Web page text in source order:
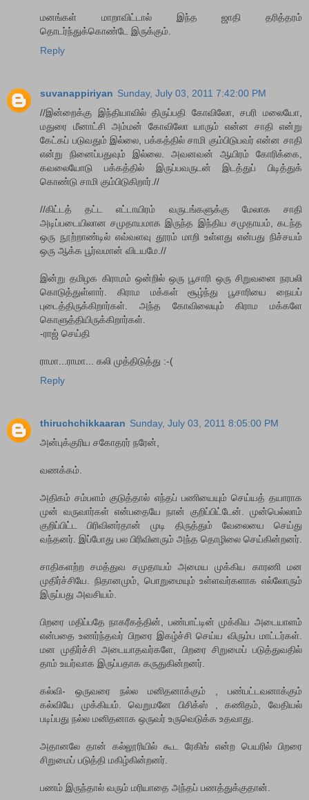
மனங்கள் மாறாவிட்டால் இந்த ஜாதி தரித்தரம்
தொடர்ந்துக்கொண்டே இருக்கும்.
Reply
suvanappiriyan Sunday, July 03, 2011 7:42:00 PM
//இன்றைக்கு இந்தியாவில் திருப்பதி கோவிலோ, சபரி மலையோ,
மதுரை மீனாட்சி அம்மன் கோவிலோ யாரும் என்ன சாதி என்று
கேட்கப் படுவதும் இல்லை, பக்கத்தில் சாமி கும்பிடுபவர் என்ன சாதி
என்று நினைப்பதுவும் இல்லை. அவனவன் ஆயிரம் கோரிக்கை,
கவலையோடு பக்கத்தில் இருப்பவருடன் இடத்துப் பிடித்துக்
கொண்டு சாமி கும்பிடுகிறார்.//
//கிட்டத் தட்ட எட்டாயிரம் வருடங்களுக்கு மேலாக சாதி
அடிப்படையிலான சமுதாயமாக இருந்த இந்திய சமுதாயம், கடந்த
ஒரு நூற்றாண்டில் எவ்வளவு தூரம் மாறி உள்ளது என்பது நிச்சயம்
ஒரு ஆக்க பூர்வமான் விடயமே.//
இன்று தமிழக கிராமம் ஒன்றில் ஒரு பூசாரி ஒரு சிறுவனை நரபலி
கொடுத்துள்ளார். கிராம மக்கள் சூழ்ந்து பூசாரியை நையப்
புடைத்திருக்கிறார்கள். அந்த கோவிலையும் கிராம மக்களே
கொளுத்தியிருக்கிறார்கள்.
-ராஜ் செய்தி
ராமா...ராமா... கலி முத்திடுத்து :-(
Reply
thiruchchikkaaran Sunday, July 03, 2011 8:05:00 PM
அன்புக்குரிய சகோதரர் நரேன்,
வணக்கம்.
அதிகம் சம்பளம் குடுத்தால் எந்தப் பணியையும் செய்யத் தயாராக
முன் வருவார்கள் என்பதையே நான் குறிப்பிட்டேன். முன்பெல்லாம்
குறிப்பிட்ட பிரிவினர்தான் முடி திருத்தும் வேலையை செய்து
வந்தனர். இப்போது பல பிரிவினரும் அந்த தொழிலை செய்கின்றனர்.
சாதிகளற்ற சமத்துவ சமுதாயம் அமைய முக்கிய காரணி மன
முதிர்ச்சியே. நிதானமும், பொறுமையும் உள்ளவர்களாக எல்லோரும்
இருப்பது அவசியம்.
பிறரை மதிப்பதே நாகரீகத்தின், பண்பாட்டின் முக்கிய அடையாளம்
என்பதை உணர்ந்தவர் பிறரை இகழ்ச்சி செய்ய விரும்ப மாட்டர்கள்.
மன முதிர்ச்சி அடையாதவர்களே, பிறரை சிறுமைப் படுத்துவதில்
தாம் உயர்வாக இருப்பதாக கருதுகின்றனர்.
கல்வி- ஒருவரை நல்ல மனிதனாக்கும் , பண்பட்டவனாக்கும்
கல்வியே முக்கியம். வெறுமனே பிசிக்ஸ் , கணிதம், வேதியல்
படிப்பது நல்ல மனிதனாக ஒருவர் உருவெடுக்க உதவாது.
அதானலே தான் கல்லூரியில் கூட ரேகிங் என்ற பெயரில் பிறரை
சிறுமைப் படுத்தி மகிழ்கின்றனர்.
பணம் இருந்தால் வரும் மரியாதை அந்தப் பணத்துக்குதான்.